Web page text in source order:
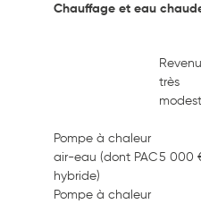
Chauffage et eau
très
Pompe à chaleur
air-eau (dont PAC
hybride)
5 000
Pompe à chaleur